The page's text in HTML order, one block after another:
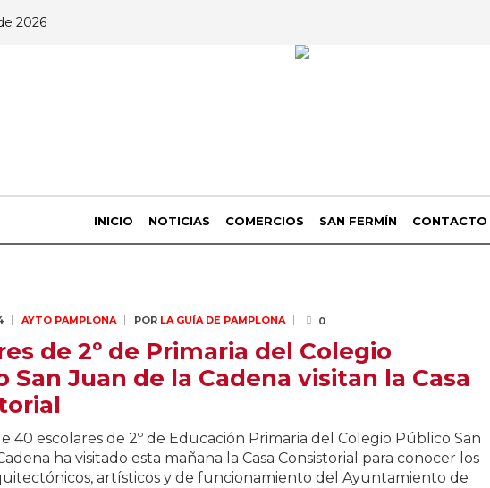
2026
INICIO NOTICIAS COMERCIOS SAN FERMÍN CONTACTO
AYTO PAMPLONA POR LA GUÍA DE PAMPLONA 0
de 2º de Primaria del Colegio
San Juan de la Cadena visitan la Casa
40 escolares de 2º de Educación Primaria del Colegio Público San
ha visitado esta mañana la Casa Consistorial para conocer los
artísticos y de funcionamiento del Ayuntamiento de